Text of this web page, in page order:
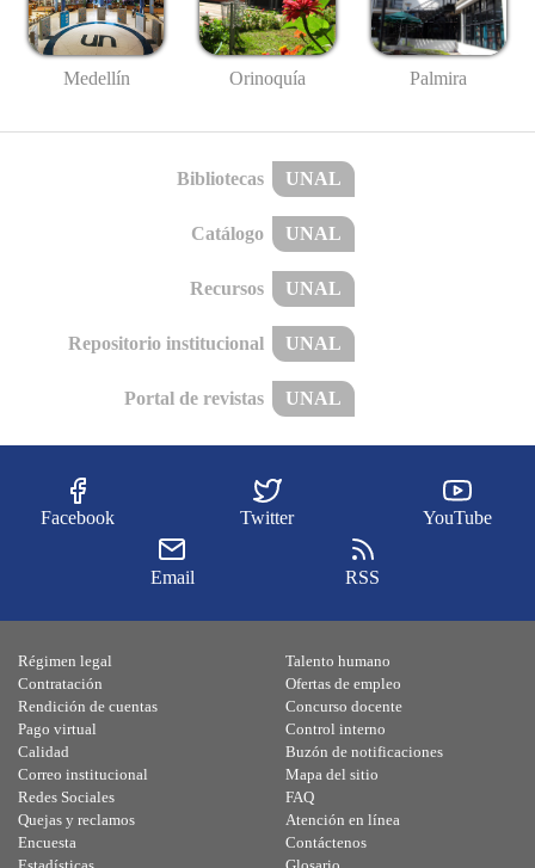
Medellín Orinoquía Palmira
Bibliotecas UNAL
Catálogo UNAL
Recursos UNAL
Repositorio institucional UNAL
Portal de revistas UNAL
Facebook Twitter YouTube
Email RSS
Régimen legal
Contratación
Rendición de cuentas
Pago virtual
Calidad
Talento humano
Ofertas de empleo
Concurso docente
Control interno
Buzón de notificaciones
Correo institucional
Redes Sociales
Quejas y reclamos
Encuesta
Mapa del sitio
FAQ
Atención en línea
Contáctenos